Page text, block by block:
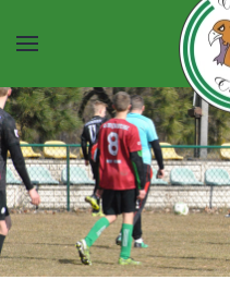
Przejdź do głównej treści